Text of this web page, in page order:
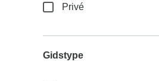
Privé
Gidstype